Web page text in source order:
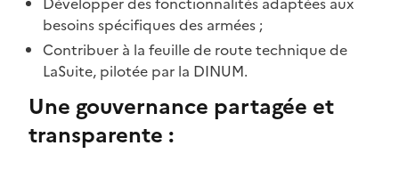
besoins spécifiques des armées ;
Contribuer à la feuille de route technique de
LaSuite, pilotée par la DINUM.
Une gouvernance partagée et
transparente :